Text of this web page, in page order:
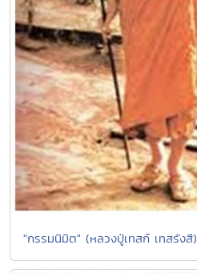
"กรรมนิมิต" (หลวงปู่เทสก์ เทสรังสี)